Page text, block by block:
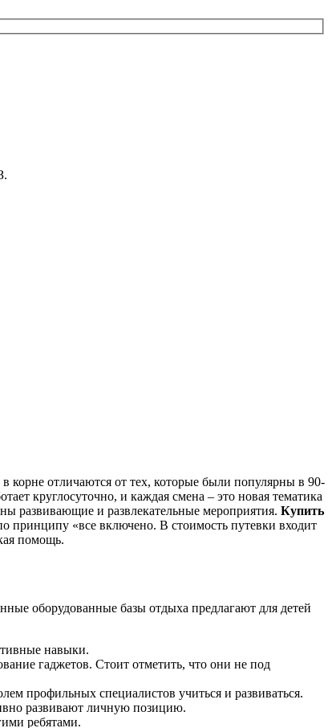
корне отличаются от тех, которые были популярны в 90-
круглосуточно, и каждая смена – это новая тематика
развивающие и развлекательные мероприятия. Купить
принципу «все включено. В стоимость путевки входит
помощь.
оборудованные базы отдыха предлагают для детей
навыки.
гаджетов. Стоит отметить, что они не под
профильных специалистов учиться и развиваться.
развивают личную позицию.
ребятами.